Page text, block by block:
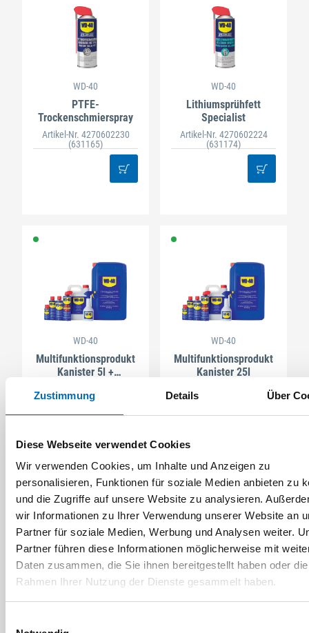
Zustimmung Details Über
Diese Webseite verwendet Cookies
Wir verwenden Cookies, um Inhalte und Anzeigen zu
personalisieren, Funktionen für soziale Medien anbieten zu
und die Zugriffe auf unsere Website zu analysieren.
wir Informationen zu Ihrer Verwendung unserer Website an
Partner für soziale Medien, Werbung und Analysen weiter.
Partner führen diese Informationen möglicherweise mit
Daten zusammen, die Sie ihnen bereitgestellt haben oder
Rahmen Ihrer Nutzung der Dienste gesammelt haben.
WD-40
PTFE-
Trockenschmierspray
Artikel-Nr. 4270602230
(631165)
WD-40
Lithiumsprühfett
Specialist
Artikel-Nr. 4270602224
(631174)
WD-40
Multifunktionsprodukt
Kanister 5l +
Artikel-Nr. 4270602169
WD-40
Multifunktionsprodukt
Kanister 25l
Artikel-Nr. 4270602175
Classic 100ml WD-40